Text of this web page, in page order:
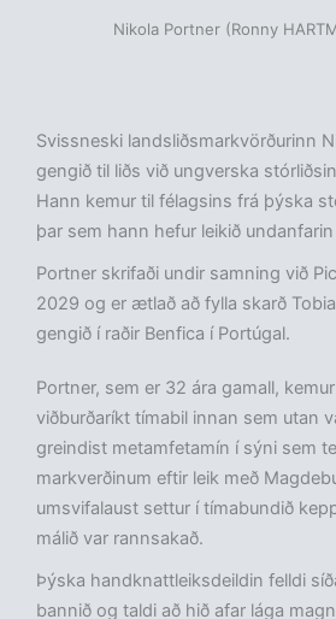
Nikola Portner (Ronny
Svissneski landsliðsmarkvörðurinn
gengið til liðs við ungverska
Hann kemur til félagsins frá þýska
þar sem hann hefur leikið undanfarin
Portner skrifaði undir samning við
2029 og er ætlað að fylla skarð
gengið í raðir Benfica í Portúgal.
Portner, sem er 32 ára gamall,
viðburðaríkt tímabil innan sem utan
greindist metamfetamín í sýni sem
markverðinum eftir leik með
umsvifalaust settur í tímabundið
málið var rannsakað.
Þýska handknattleiksdeildin felldi
bannið og taldi að hið afar lága